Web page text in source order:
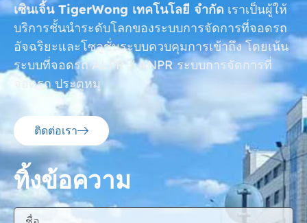
เซินเจิ้น TigerWong เทคโนโลยี จำกัด เราเป็นผู้ให้
บริการชั้นนำระดับโลกของระบบการจัดการที่จอดรถ
อัจฉริยะและโซลูชั่นระบบควบคุมการเข้าถึง โดยเน้น
ระบบที่จอดรถ ALPR / ANPR ระบบการจัดการที่
จอดรถ ประตูหมุ
ติดต่อเรา
ทิ้งข้อความ